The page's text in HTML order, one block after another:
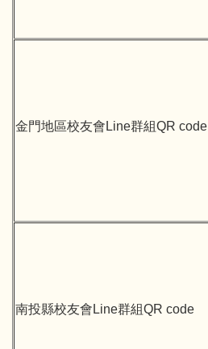
金門地區校友會Line群組QR code
南投縣校友會Line群組QR code